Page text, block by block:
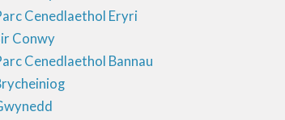
Cenedlaethol Eryri
Conwy
Cenedlaethol Bannau